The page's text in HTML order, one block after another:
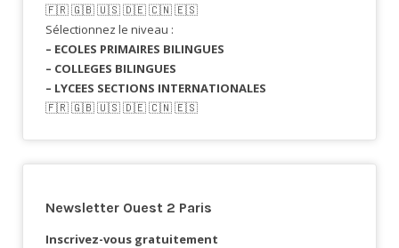
🇫🇷​ 🇬🇧​ 🇺🇸​ 🇩🇪 🇨🇳 🇪🇸​
Sélectionnez le niveau :
– ECOLES PRIMAIRES BILINGUES
– COLLEGES BILINGUES
– LYCEES SECTIONS INTERNATIONALES
🇫🇷​ 🇬🇧​ 🇺🇸​ 🇩🇪 🇨🇳 🇪🇸​
Newsletter Ouest 2 Paris
Inscrivez-vous gratuitement